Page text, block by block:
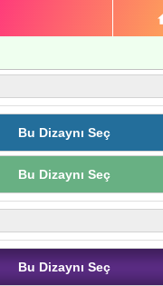
Bu Dizaynı Seç
Bu Dizaynı Seç
Bu Dizaynı Seç